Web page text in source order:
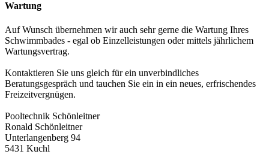
Wartung
Auf Wunsch übernehmen wir auch sehr gerne die Wartung Ihres
Schwimmbades - egal ob Einzelleistungen oder mittels jährlichem
Wartungsvertrag.
Kontaktieren Sie uns gleich für ein unverbindliches
Beratungsgespräch und tauchen Sie ein in ein neues, erfrischendes
Freizeitvergnügen.
Pooltechnik Schönleitner
Ronald Schönleitner
Unterlangenberg 94
5431 Kuchl